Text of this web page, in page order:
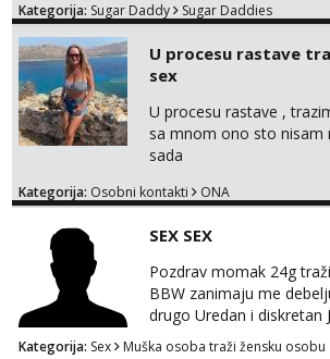
otvorena,
markodalic37@gmail.com
Kategorija: Sugar Daddy Sugar Daddies
U procesu rastave
sex
U procesu rastave ,
sa mnom ono sto nisam
sada
Kategorija: Osobni kontakti ONA
SEX SEX
Pozdrav momak 24g
BBW zanimaju me
drugo Uredan i diskretan
095 546 9915
Kategorija: Sex Muška osoba traži žensku osobu